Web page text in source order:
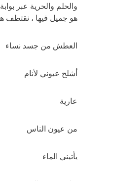
والحلم والحرية عبر
هو جميل فيها ، نقتطف
العطش من جسد نساء
أشلح عيوني لأنام
عارية
من عيون الناس
يأتيني الماء